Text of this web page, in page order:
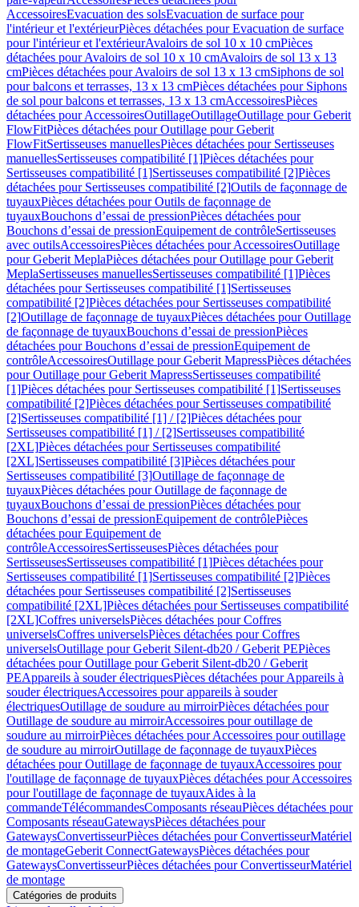
AccessoiresEvacuation des solsEvacuation de surface pour
l'intérieur et l'extérieurPièces détachées pour Evacuation de surface
pour l'intérieur et l'extérieurAvaloirs de sol 10 x 10 cmPièces
détachées pour Avaloirs de sol 10 x 10 cmAvaloirs de sol 13 x 13
cmPièces détachées pour Avaloirs de sol 13 x 13 cmSiphons de sol
pour balcons et terrasses, 13 x 13 cmPièces détachées pour Siphons
de sol pour balcons et terrasses, 13 x 13 cmAccessoiresPièces
détachées pour AccessoiresOutillageOutillageOutillage pour Geberit
FlowFitPièces détachées pour Outillage pour Geberit
FlowFitSertisseuses manuellesPièces détachées pour Sertisseuses
manuellesSertisseuses compatibilité [1]Pièces détachées pour
Sertisseuses compatibilité [1]Sertisseuses compatibilité [2]Pièces
détachées pour Sertisseuses compatibilité [2]Outils de façonnage de
tuyauxPièces détachées pour Outils de façonnage de
tuyauxBouchons d’essai de pressionPièces détachées pour
Bouchons d’essai de pressionEquipement de contrôleSertisseuses
avec outilsAccessoiresPièces détachées pour AccessoiresOutillage
pour Geberit MeplaPièces détachées pour Outillage pour Geberit
MeplaSertisseuses manuellesSertisseuses compatibilité [1]Pièces
détachées pour Sertisseuses compatibilité [1]Sertisseuses
compatibilité [2]Pièces détachées pour Sertisseuses compatibilité
[2]Outillage de façonnage de tuyauxPièces détachées pour Outillage
de façonnage de tuyauxBouchons d’essai de pressionPièces
détachées pour Bouchons d’essai de pressionEquipement de
contrôleAccessoiresOutillage pour Geberit MapressPièces détachées
pour Outillage pour Geberit MapressSertisseuses compatibilité
[1]Pièces détachées pour Sertisseuses compatibilité [1]Sertisseuses
compatibilité [2]Pièces détachées pour Sertisseuses compatibilité
[2]Sertisseuses compatibilité [1] / [2]Pièces détachées pour
Sertisseuses compatibilité [1] / [2]Sertisseuses compatibilité
[2XL]Pièces détachées pour Sertisseuses compatibilité
[2XL]Sertisseuses compatibilité [3]Pièces détachées pour
Sertisseuses compatibilité [3]Outillage de façonnage de
tuyauxPièces détachées pour Outillage de façonnage de
tuyauxBouchons d’essai de pressionPièces détachées pour
Bouchons d’essai de pressionEquipement de contrôlePièces
détachées pour Equipement de
contrôleAccessoiresSertisseusesPièces détachées pour
SertisseusesSertisseuses compatibilité [1]Pièces détachées pour
Sertisseuses compatibilité [1]Sertisseuses compatibilité [2]Pièces
détachées pour Sertisseuses compatibilité [2]Sertisseuses
compatibilité [2XL]Pièces détachées pour Sertisseuses compatibilité
[2XL]Coffres universelsPièces détachées pour Coffres
universelsCoffres universelsPièces détachées pour Coffres
universelsOutillage pour Geberit Silent-db20 / Geberit PEPièces
détachées pour Outillage pour Geberit Silent-db20 / Geberit
PEAppareils à souder électriquesPièces détachées pour Appareils à
souder électriquesAccessoires pour appareils à souder
électriquesOutillage de soudure au mirroirPièces détachées pour
Outillage de soudure au mirroirAccessoires pour outillage de
soudure au mirroirPièces détachées pour Accessoires pour outillage
de soudure au mirroirOutillage de façonnage de tuyauxPièces
détachées pour Outillage de façonnage de tuyauxAccessoires pour
l'outillage de façonnage de tuyauxPièces détachées pour Accessoires
pour l'outillage de façonnage de tuyauxAides à la
commandeTélécommandesComposants réseauPièces détachées pour
Composants réseauGatewaysPièces détachées pour
GatewaysConvertisseurPièces détachées pour ConvertisseurMatériel
de montageGeberit ConnectGatewaysPièces détachées pour
GatewaysConvertisseurPièces détachées pour ConvertisseurMatériel
de montage
Catégories de produits